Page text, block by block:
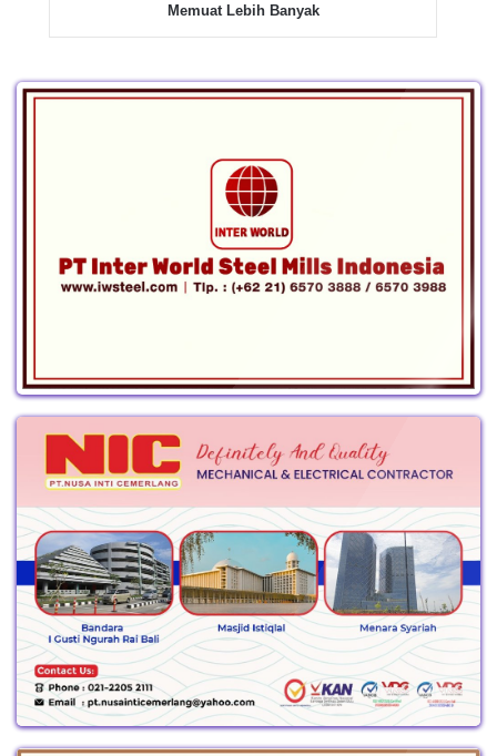
Memuat Lebih Banyak